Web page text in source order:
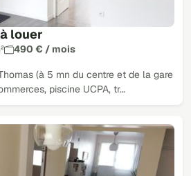
louer
490 € / mois
(à 5 mn du centre et de la gare
piscine UCPA, tr…